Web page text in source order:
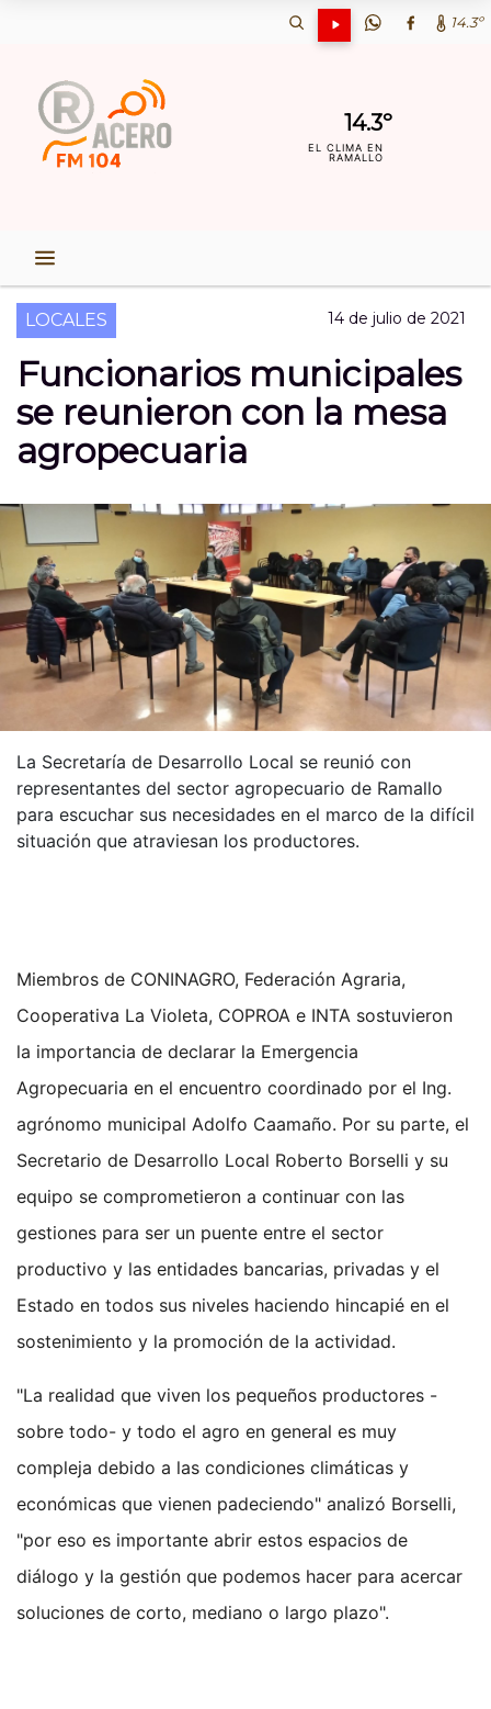
14.3º
14.3º
EL CLIMA EN
RAMALLO
LOCALES 14 de julio de 2021
Funcionarios municipales
se reunieron con la mesa
agropecuaria
La Secretaría de Desarrollo Local se reunió con
representantes del sector agropecuario de Ramallo
para escuchar sus necesidades en el marco de la difícil
situación que atraviesan los productores.
Miembros de CONINAGRO, Federación Agraria,
Cooperativa La Violeta, COPROA e INTA sostuvieron
la importancia de declarar la Emergencia
Agropecuaria en el encuentro coordinado por el Ing.
agrónomo municipal Adolfo Caamaño. Por su parte, el
Secretario de Desarrollo Local Roberto Borselli y su
equipo se comprometieron a continuar con las
gestiones para ser un puente entre el sector
productivo y las entidades bancarias, privadas y el
Estado en todos sus niveles haciendo hincapié en el
sostenimiento y la promoción de la actividad.
"La realidad que viven los pequeños productores -
sobre todo- y todo el agro en general es muy
compleja debido a las condiciones climáticas y
económicas que vienen padeciendo" analizó Borselli,
"por eso es importante abrir estos espacios de
diálogo y la gestión que podemos hacer para acercar
soluciones de corto, mediano o largo plazo".